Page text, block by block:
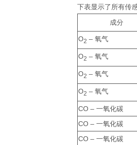
下表显示了所有传
成分
O2 – 氧气
O2 – 氧气
O2 – 氧气
O2 – 氧气
CO – 一氧化碳
CO – 一氧化碳
CO – 一氧化碳